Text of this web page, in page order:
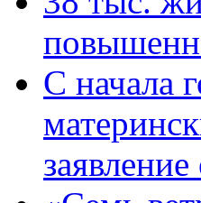
С начала